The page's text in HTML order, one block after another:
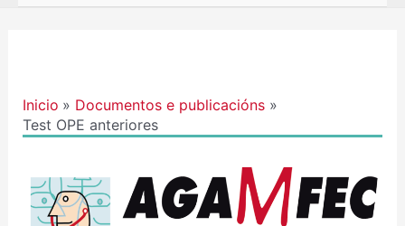
Inicio
Documentos e publicacións
Test OPE anteriores